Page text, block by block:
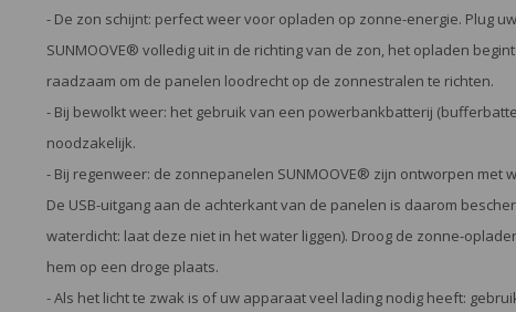
- De zon schijnt: perfect weer voor opladen op zonne-energie. Plug
SUNMOOVE® volledig uit in de richting van de zon, het opladen
raadzaam om de panelen loodrecht op de zonnestralen te richten.
- Bij bewolkt weer: het gebruik van een powerbankbatterij
noodzakelijk.
- Bij regenweer: de zonnepanelen SUNMOOVE® zijn ontworpen
De USB-uitgang aan de achterkant van de panelen is daarom
waterdicht: laat deze niet in het water liggen). Droog de zonne-
hem op een droge plaats.
- Als het licht te zwak is of uw apparaat veel lading nodig heeft: